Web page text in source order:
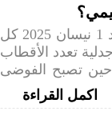
المجلة الثقافية للائحة القومي العربي - عدد 1 نيسان 2025 كل
تعدد الأقطاب
حين تصبح الفوضى
اكمل القراءة